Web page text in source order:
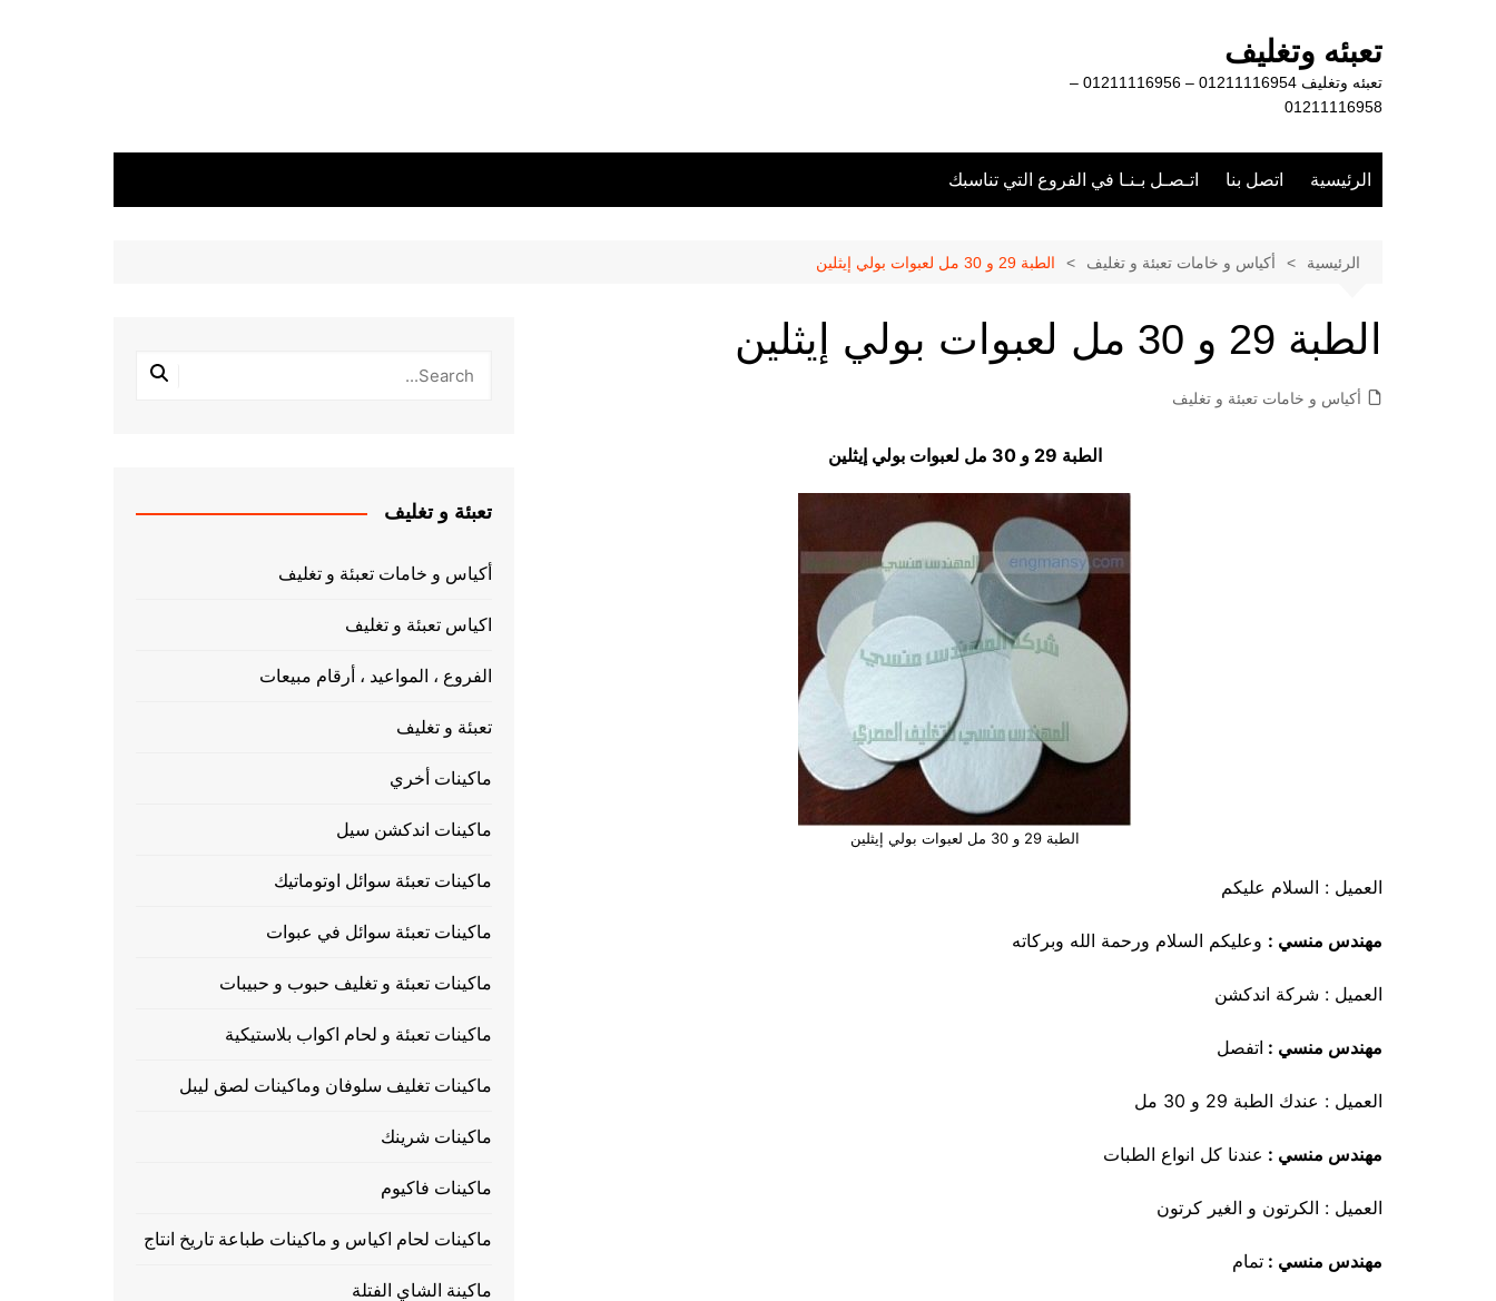
تعبئه وتغليف
تعبئه وتغليف 01211116954 – 01211116956 –
01211116958
الرئيسية اتصل بنا اتـصـل بـنـا في الفروع التي تناسبك
الرئيسية أكياس و خامات تعبئة و تغليف الطبة 29 و 30 مل لعبوات بولي إيثلين
الطبة 29 و 30 مل لعبوات بولي إيثلين
أكياس و خامات تعبئة و تغليف
الطبة 29 و 30 مل لعبوات بولي إيثلين
الطبة 29 و 30 مل لعبوات بولي إيثلين
العميل : السلام عليكم
مهندس منسي : وعليكم السلام ورحمة الله وبركاته
العميل : شركة اندكشن
مهندس منسي : اتفصل
العميل : عندك الطبة 29 و 30 مل
مهندس منسي : عندنا كل انواع الطبات
العميل : الكرتون و الغير كرتون
مهندس منسي : تمام
تعبئة و تغليف
أكياس و خامات تعبئة و تغليف
اكياس تعبئة و تغليف
الفروع ، المواعيد ، أرقام مبيعات
تعبئة و تغليف
ماكينات أخري
ماكينات اندكشن سيل
ماكينات تعبئة سوائل اوتوماتيك
ماكينات تعبئة سوائل في عبوات
ماكينات تعبئة و تغليف حبوب و حبيبات
ماكينات تعبئة و لحام اكواب بلاستيكية
ماكينات تغليف سلوفان وماكينات لصق ليبل
ماكينات شرينك
ماكينات فاكيوم
ماكينات لحام اكياس و ماكينات طباعة تاريخ انتاج
ماكينة الشاي الفتلة